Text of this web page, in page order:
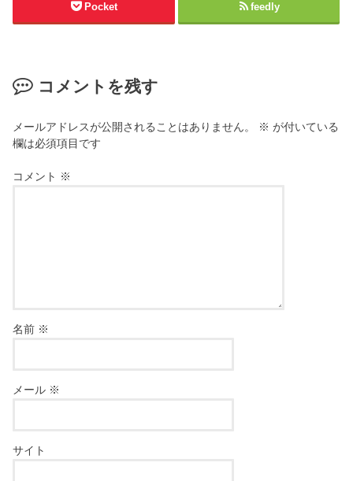
Pocket feedly
コメントを残す
メールアドレスが公開されることはありません。 ※ が付いている
欄は必須項目です
コメント ※
名前 ※
メール ※
サイト